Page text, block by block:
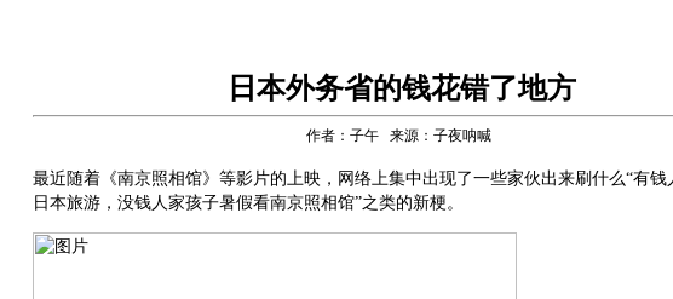
日本外务省的钱花错了地方
作者：子午 来源：子夜呐喊
最近随着《南京照相馆》等影片的上映，网络上集中出现了一些家伙出来刷什么“有钱
日本旅游，没钱人家孩子暑假看南京照相馆”之类的新梗。